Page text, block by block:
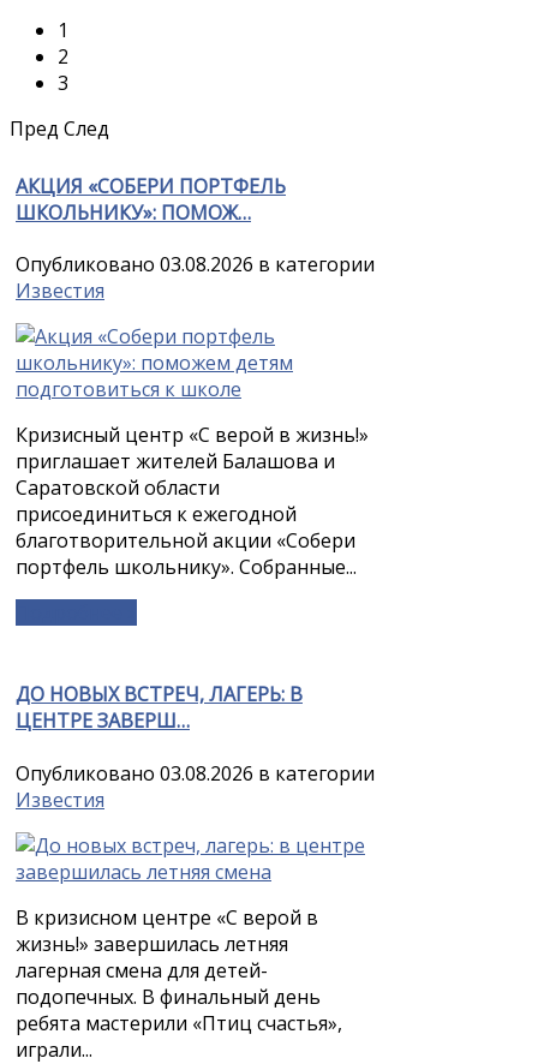
1
2
3
Пред След
АКЦИЯ «СОБЕРИ ПОРТФЕЛЬ
ШКОЛЬНИКУ»: ПОМОЖ…
Опубликовано 03.08.2026 в категории
Известия
Кризисный центр «С верой в жизнь!»
приглашает жителей Балашова и
Саратовской области
присоединиться к ежегодной
благотворительной акции «Собери
портфель школьнику». Собранные...
ДО НОВЫХ ВСТРЕЧ, ЛАГЕРЬ: В
ЦЕНТРЕ ЗАВЕРШ…
Опубликовано 03.08.2026 в категории
Известия
В кризисном центре «С верой в
жизнь!» завершилась летняя
лагерная смена для детей-
подопечных. В финальный день
ребята мастерили «Птиц счастья»,
играли...